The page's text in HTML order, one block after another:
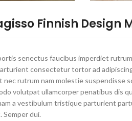
Finnish Design
senectus faucibus imperdiet
consectetur tortor ad
nec rutrum nam molestie suspendisse
volutpat ullamcorper penatibus dis
a vestibulum tristique parturient
dui.